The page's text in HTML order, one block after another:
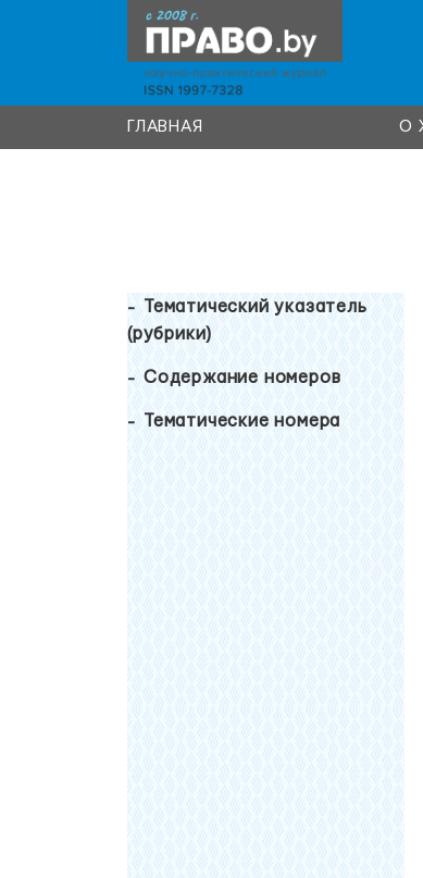
ГЛАВНАЯ О
Тематический указатель
(рубрики)
Содержание номеров
Тематические номера